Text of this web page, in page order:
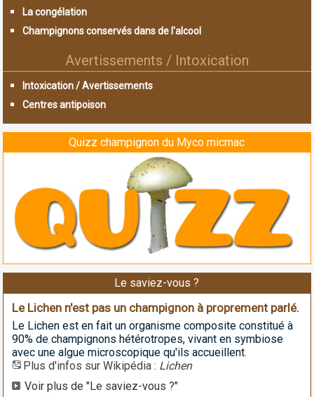
La congélation
Champignons conservés dans de l'alcool
Avertissements / Intoxication
Intoxication / Avertissements
Centres antipoison
Quizz champignon du Myco micmac
Le saviez-vous ?
Le Lichen n'est pas un champignon à proprement parlé.
Le Lichen est en fait un organisme composite constitué à
90% de champignons hétérotropes, vivant en symbiose
avec une algue microscopique qu'ils accueillent.
Plus d'infos sur Wikipédia : Lichen
Voir plus de "Le saviez-vous ?"